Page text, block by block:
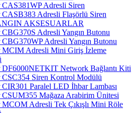
CAS381WP Adresli Siren
CASB383 Adresli Flaşörlü Siren
AKSESUARLAR
CBG370S Adresli Yangın Butonu
CBG370WP Adresli Yangın Butonu
MCIM Adresli Mini Giriş İzleme
DF6000NETKIT Network Bağlantı Kiti
CSC354 Siren Kontrol Modülü
CIR301 Paralel LED İhbar Lambası
CSUM355 Mağaza Arabirim Ünitesi
MCOM Adresli Tek Çıkışlı Mini Röle